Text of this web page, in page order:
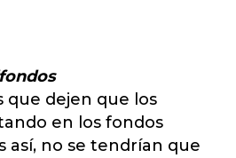
que dejen que los
en los fondos
así, no se tendrían que